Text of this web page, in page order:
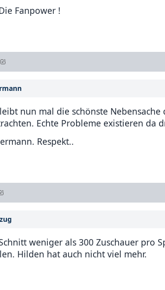
Fanpower !
nun mal die schönste
Echte Probleme existieren da
Respekt..
weniger als 300 Zuschauer pro
Hilden hat auch nicht viel mehr.